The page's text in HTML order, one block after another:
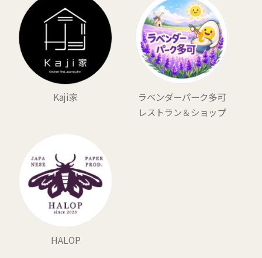
Kaji家
ラベンダーパーク多可
レストラン＆ショップ
HALOP